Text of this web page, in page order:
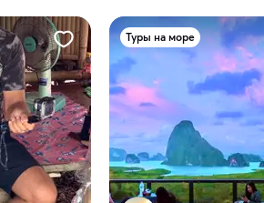
Туры на море